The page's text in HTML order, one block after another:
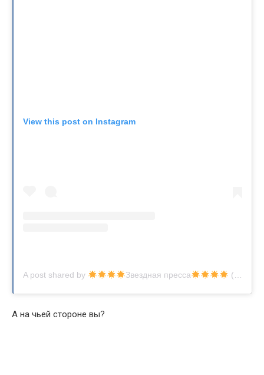
View this post on Instagram
A post shared by Звездная пресса (@zvezdnaiapre)
А на чьей стороне вы?